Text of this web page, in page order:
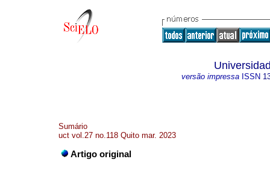
versão impressa ISSN
Sumário
uct vol.27 no.118 Quito mar. 2023
Artigo original